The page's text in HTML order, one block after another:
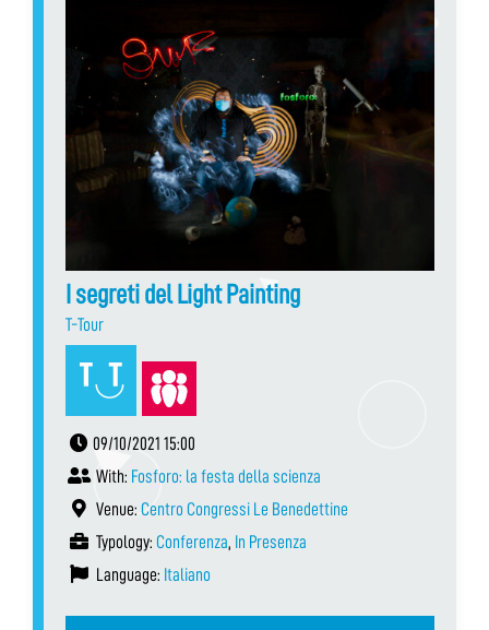
I segreti del Light Painting
T-Tour
09/10/2021 15:00
With: Fosforo: la festa della scienza
Venue: Centro Congressi Le Benedettine
Typology: Conferenza, In Presenza
Language: Italiano